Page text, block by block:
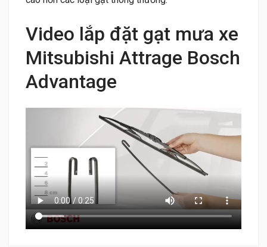
Video lắp đặt gạt mưa xe
Mitsubishi Attrage Bosch
Advantage